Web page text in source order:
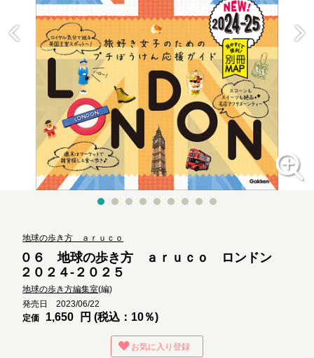
地球の歩き方 ａｒｕｃｏ
０６ 地球の歩き方 ａｒｕｃｏ ロンドン
２０２４-２０２５
地球の歩き方編集室(編)
発売日 2023/06/22
定価
1,650 円 (税込：10％)
お気に入り登録